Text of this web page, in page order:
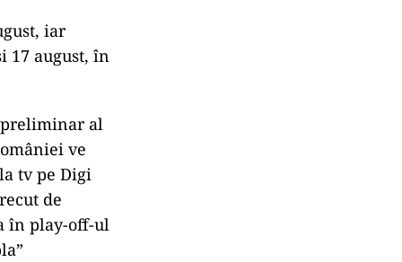
iar
17 august, în
al
ve
tv pe Digi
de
în play-off-ul